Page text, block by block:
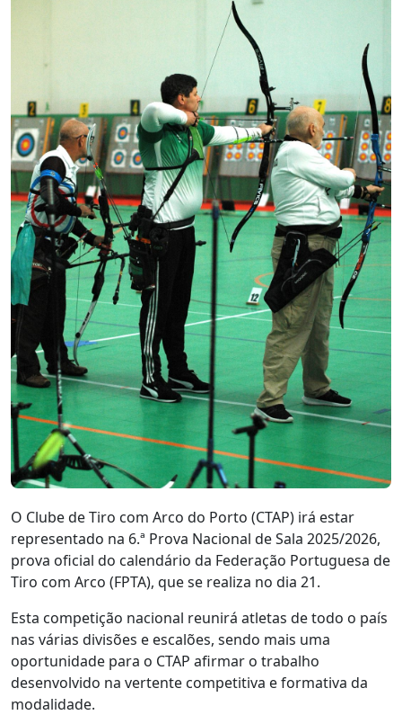
O Clube de Tiro com Arco do Porto (CTAP) irá estar
representado na 6.ª Prova Nacional de Sala 2025/2026,
prova oficial do calendário da Federação Portuguesa de
Tiro com Arco (FPTA), que se realiza no dia 21.
Esta competição nacional reunirá atletas de todo o país
nas várias divisões e escalões, sendo mais uma
oportunidade para o CTAP afirmar o trabalho
desenvolvido na vertente competitiva e formativa da
modalidade.